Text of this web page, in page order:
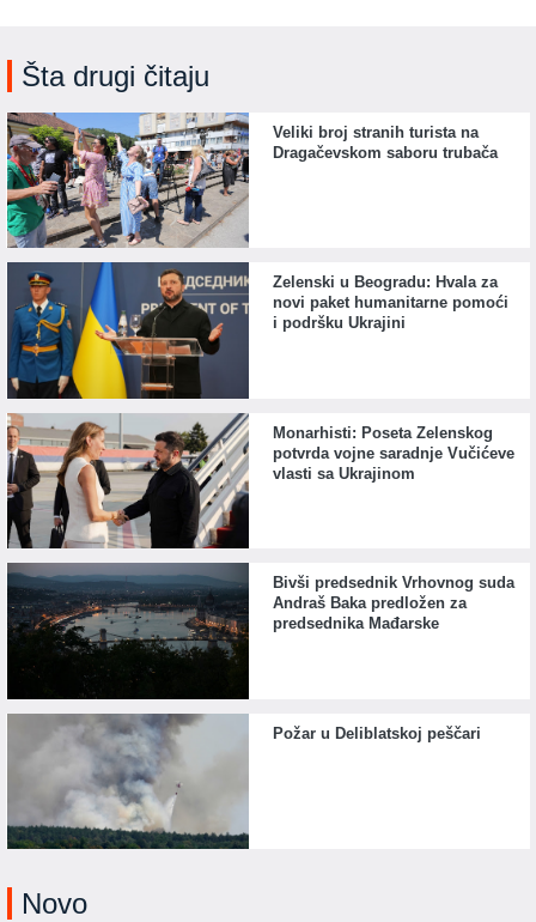
Šta drugi čitaju
Veliki broj stranih turista na
Dragačevskom saboru trubača
Zelenski u Beogradu: Hvala za
novi paket humanitarne pomoći
i podršku Ukrajini
Monarhisti: Poseta Zelenskog
potvrda vojne saradnje Vučićeve
vlasti sa Ukrajinom
Bivši predsednik Vrhovnog suda
Andraš Baka predložen za
predsednika Mađarske
Požar u Deliblatskoj peščari
Novo